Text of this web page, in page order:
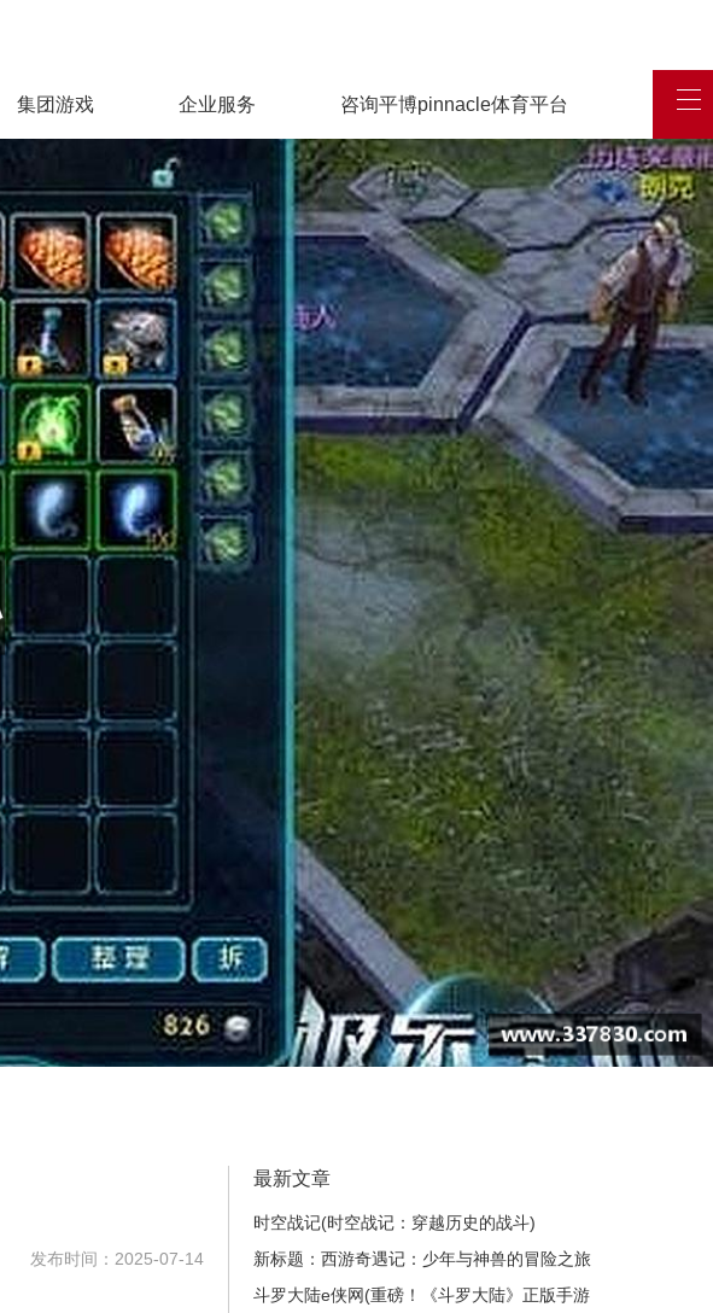
集团游戏 企业服务 咨询平博pinnacle体育平台
发布时间：2025-07-14
最新文章
时空战记(时空战记：穿越历史的战斗)
新标题：西游奇遇记：少年与神兽的冒险之旅
(续写：《西游奇遇记：少年与神兽的冒险之
斗罗大陆e侠网(重磅！《斗罗大陆》正版手游